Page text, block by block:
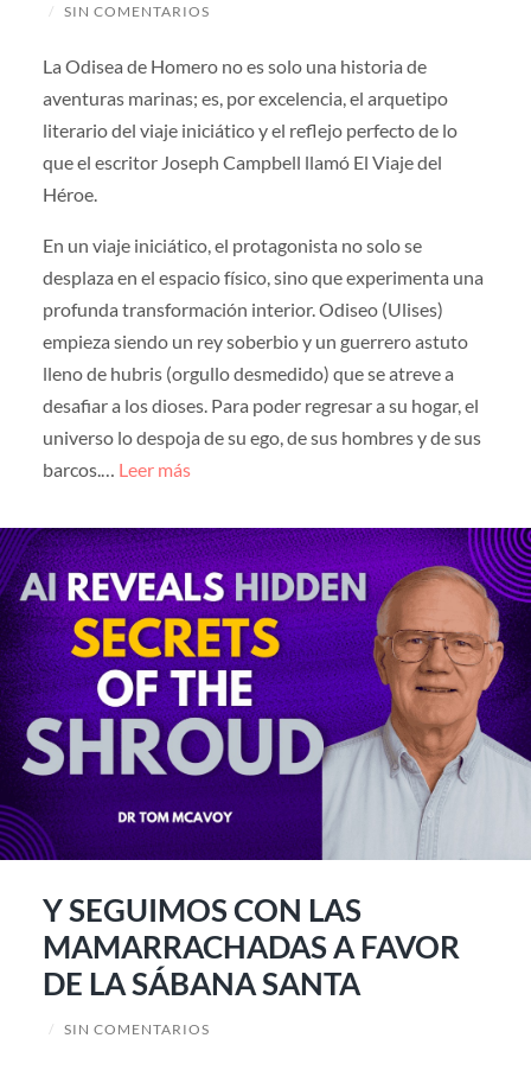
/ SIN COMENTARIOS
La Odisea de Homero no es solo una historia de
aventuras marinas; es, por excelencia, el arquetipo
literario del viaje iniciático y el reflejo perfecto de lo
que el escritor Joseph Campbell llamó El Viaje del
Héroe.
En un viaje iniciático, el protagonista no solo se
desplaza en el espacio físico, sino que experimenta una
profunda transformación interior. Odiseo (Ulises)
empieza siendo un rey soberbio y un guerrero astuto
lleno de hubris (orgullo desmedido) que se atreve a
desafiar a los dioses. Para poder regresar a su hogar, el
universo lo despoja de su ego, de sus hombres y de sus
barcos.… Leer más
Y SEGUIMOS CON LAS
MAMARRACHADAS A FAVOR
DE LA SÁBANA SANTA
/ SIN COMENTARIOS